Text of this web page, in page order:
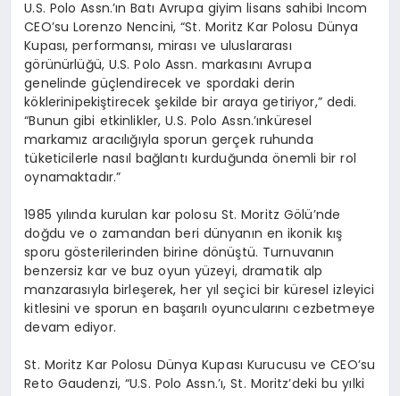
U.S. Polo Assn.’ın Batı Avrupa giyim lisans sahibi Incom
CEO’su Lorenzo Nencini, “St. Moritz Kar Polosu Dünya
Kupası,performansı, mirası ve uluslararası
görünürlüğü, U.S. Polo Assn. markasını Avrupa
genelinde güçlendirecek ve spordaki derin
köklerinipekiştirecek şekilde bir araya getiriyor,” dedi.
“Bunun gibi etkinlikler, U.S. PoloAssn.’ınküresel
markamız aracılığıyla sporun gerçek ruhunda
tüketicilerlenasıl bağlantı kurduğundaönemli bir rol
oynamaktadır.”
1985 yılında kurulan kar polosu St. Moritz Gölü’nde
doğdu ve o zamandan beri dünyanın en ikonik kış
sporu gösterilerinden birine dönüştü. Turnuvanın
benzersiz kar ve buz oyun yüzeyi, dramatik alp
manzarasıyla birleşerek, her yıl seçici bir küresel izleyici
kitlesini ve sporun en başarılı oyuncularını cezbetmeye
devam ediyor.
St. Moritz Kar Polosu Dünya Kupası Kurucusu ve CEO’su
Reto Gaudenzi, “U.S. PoloAssn.’ı, St. Moritz’deki bu yılki